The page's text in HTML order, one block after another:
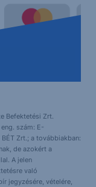
Befektetési Zrt.
szám: E-
Zrt.; a továbbiakban:
de azokért a
A jelen
való
jegyzésére, vételére,